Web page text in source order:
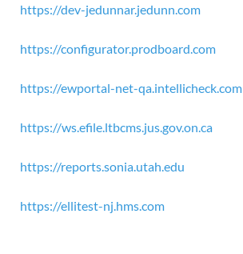
https://dev-jedunnar.jedunn.com
https://configurator.prodboard.com
https://ewportal-net-qa.intellicheck.com
https://ws.efile.ltbcms.jus.gov.on.ca
https://reports.sonia.utah.edu
https://ellitest-nj.hms.com